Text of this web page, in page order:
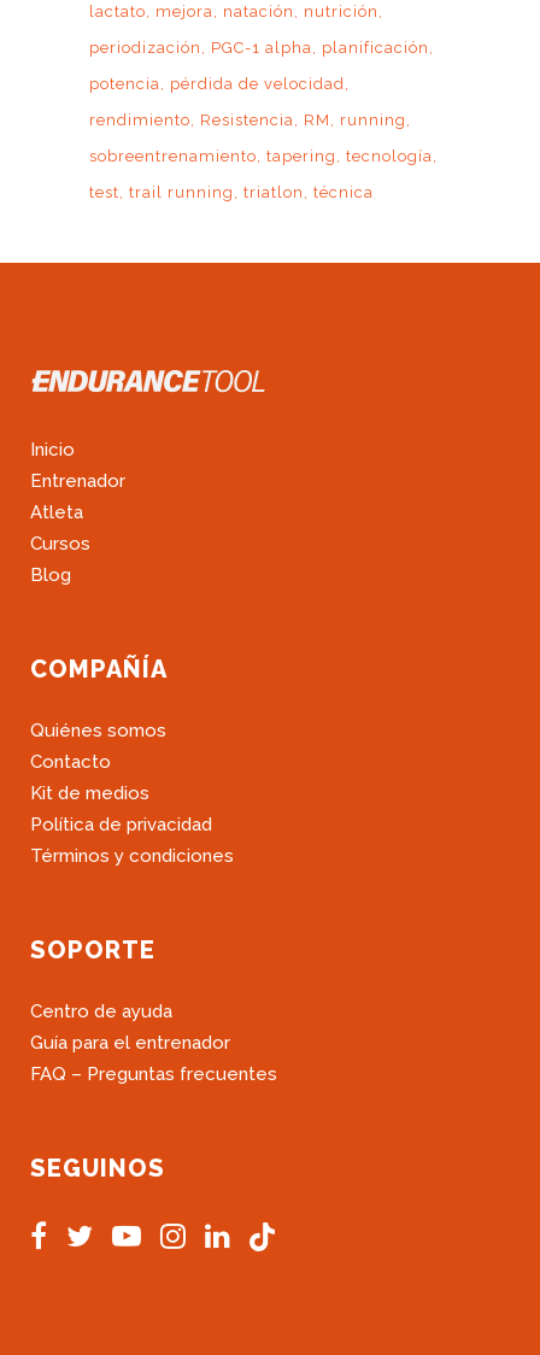
lactato
mejora natación
nutrición
periodización
PGC-1 alpha
planificación
potencia
pérdida de velocidad
rendimiento
Resistencia RM
running
sobreentrenamiento tapering
tecnología
test trail running triatlon técnica
Inicio
Entrenador
Atleta
Cursos
Blog
COMPAÑÍA
Quiénes somos
Contacto
Kit de medios
Política de privacidad
Términos y condiciones
SOPORTE
Centro de ayuda
Guía para el entrenador
FAQ – Preguntas frecuentes
SEGUINOS